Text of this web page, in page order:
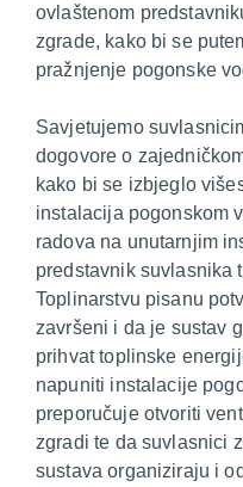
ovlaštenom
zgrade, kako bi se
pražnjenje pogonske
Savjetujemo
dogovore o
kako bi se izbjeglo
instalacija pogonskom
radova na unutarnjim
predstavnik suvlasnika
Toplinarstvu pisanu
završeni i da je sustav
prihvat toplinske
napuniti instalacije
preporučuje otvoriti
zgradi te da suvlasnici
sustava organiziraju i